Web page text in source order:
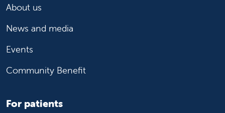
About us
News and media
Events
Community Benefit
For patients